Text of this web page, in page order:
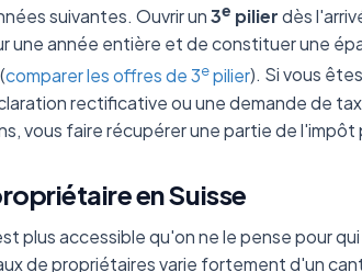
suivantes. Ouvrir un3e pilierdès
une année entière et de constituer une
comparer les offres de 3epilier). Si vous
rectificative ou une demande de
vous faire récupérer une partie de l'impôt
en Suisse
plus accessible qu'on ne le pense pour
de propriétaires varie fortement d'un